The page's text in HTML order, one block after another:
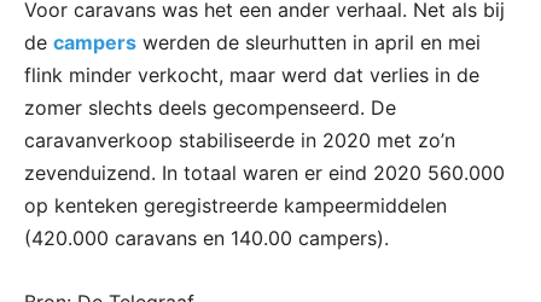
Voor caravans was het een ander verhaal. Net als bij
de campers werden de sleurhutten in april en mei
flink minder verkocht, maar werd dat verlies in de
zomer slechts deels gecompenseerd. De
caravanverkoop stabiliseerde in 2020 met zo’n
zevenduizend. In totaal waren er eind 2020 560.000
op kenteken geregistreerde kampeermiddelen
(420.000 caravans en 140.00 campers).